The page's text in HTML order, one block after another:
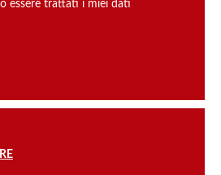
essere trattati i miei dati